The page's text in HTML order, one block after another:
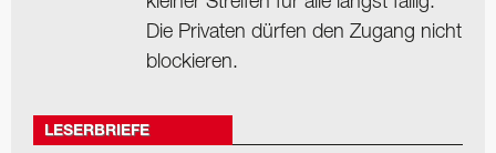
Die Privaten dürfen den Zugang nicht
blockieren.
LESERBRIEFE